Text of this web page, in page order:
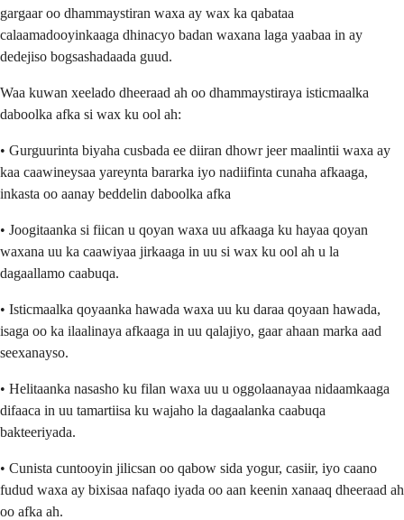
gargaar oo dhammaystiran waxa ay wax ka qabataa
calaamadooyinkaaga dhinacyo badan waxana laga yaabaa in ay
dedejiso bogsashadaada guud.
Waa kuwan xeelado dheeraad ah oo dhammaystiraya isticmaalka
daboolka afka si wax ku ool ah:
• Gurguurinta biyaha cusbada ee diiran dhowr jeer maalintii waxa ay
kaa caawineysaa yareynta bararka iyo nadiifinta cunaha afkaaga,
inkasta oo aanay beddelin daboolka afka
• Joogitaanka si fiican u qoyan waxa uu afkaaga ku hayaa qoyan
waxana uu ka caawiyaa jirkaaga in uu si wax ku ool ah u la
dagaallamo caabuqa.
• Isticmaalka qoyaanka hawada waxa uu ku daraa qoyaan hawada,
isaga oo ka ilaalinaya afkaaga in uu qalajiyo, gaar ahaan marka aad
seexanayso.
• Helitaanka nasasho ku filan waxa uu u oggolaanayaa nidaamkaaga
difaaca in uu tamartiisa ku wajaho la dagaalanka caabuqa
bakteeriyada.
• Cunista cuntooyin jilicsan oo qabow sida yogur, casiir, iyo caano
fudud waxa ay bixisaa nafaqo iyada oo aan keenin xanaaq dheeraad ah
oo afka ah.